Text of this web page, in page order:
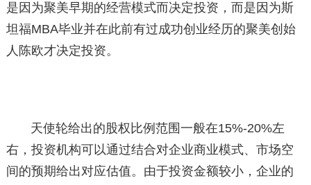
是因为聚美早期的经营模式而决定投资，而是因为斯
坦福MBA毕业并在此前有过成功创业经历的聚美创始
人陈欧才决定投资。
天使轮给出的股权比例范围一般在15%-20%左
右，投资机构可以通过结合对企业商业模式、市场空
间的预期给出对应估值。由于投资金额较小，企业的